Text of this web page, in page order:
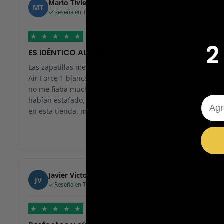
MT Mario Tivlea
Reseña en Trustpilot
★ ★ ★ ★ ★
ES IDÉNTICO AL ORIGINAL, RECOMENDABLE
Las zapatillas me han llegado en 24h, me pedí unas
Air Force 1 blancas y han llegado genial. Al principio
no me fiaba mucho ya que en muchos sitios me
habían estafado, pero a partir de ahora solo compraré
en esta tienda, muchas gracias.
JV Javier Victorio
Reseña en Trustpilot
★ ★ ★ ★ ★
Email